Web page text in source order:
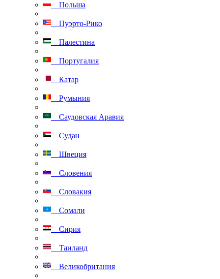
Польша
Пуэрто-Рико
Палестина
Португалия
Катар
Румыния
Саудовская Аравия
Судан
Швеция
Словения
Словакия
Сомали
Сирия
Таиланд
Великобритания